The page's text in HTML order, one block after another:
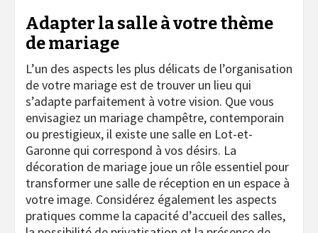
Adapter la salle à votre thème
de mariage
L’un des aspects les plus délicats de l’organisation
de votre mariage est de trouver un lieu qui
s’adapte parfaitement à votre vision. Que vous
envisagiez un mariage champêtre, contemporain
ou prestigieux, il existe une salle en Lot-et-
Garonne qui correspond à vos désirs. La
décoration de mariage joue un rôle essentiel pour
transformer une salle de réception en un espace à
votre image. Considérez également les aspects
pratiques comme la capacité d’accueil des salles,